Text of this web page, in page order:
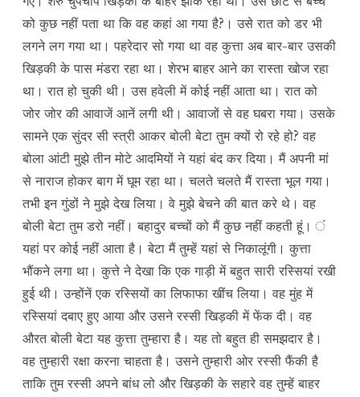
को कुछ नहीं पता था कि वह कहां आ गया है?। उसे रात को डर भी
लगने लग गया था। पहरेदार सो गया था वह कुत्ता अब बार-बार उसकी
खिड़की के पास मंडरा रहा था। शेरभ बाहर आने का रास्ता खोज रहा
था। रात हो चुकी थी। उस हवेली में कोई नहीं आता था। रात को
जोर जोर की आवाजें आनें लगी थी। आवाजों से वह घबरा गया। उसके
सामने एक सुंदर सी स्त्री आकर बोली बेटा तुम क्यों रो रहे हो? वह
बोला आंटी मुझे तीन मोटे आदमियों ने यहां बंद कर दिया। मैं अपनी मां
से नाराज होकर बाग में घूम रहा था। चलते चलते मैं रास्ता भूल गया।
तभी इन गुंडों ने मुझे देख लिया। वे मुझे बेचने की बात करे थे। वह
बोली बेटा तुम डरो नहीं। बहादुर बच्चों को मैं कुछ नहीं कहती हूं। ं
यहां पर कोई नहीं आता है। बेटा मैं तुम्हें यहां से निकालूंगी। कुत्ता
भौंकने लगा था। कुत्ते ने देखा कि एक गाड़ी में बहुत सारी रस्सियां रखी
हुई थी। उन्होंनें एक रस्सियों का लिफाफा खींच लिया। वह मुंह में
रस्सियां दबाए हुए आया और उसने रस्सी खिड़की में फेंक दी। वह
औरत बोली बेटा यह कुत्ता तुम्हारा है। यह तो बहुत ही समझदार है।
वह तुम्हारी रक्षा करना चाहता है। उसने तुम्हारी ओर रस्सी फैंकी है
ताकि तुम रस्सी अपने बांध लो और खिड़की के सहारे वह तुम्हें बाहर